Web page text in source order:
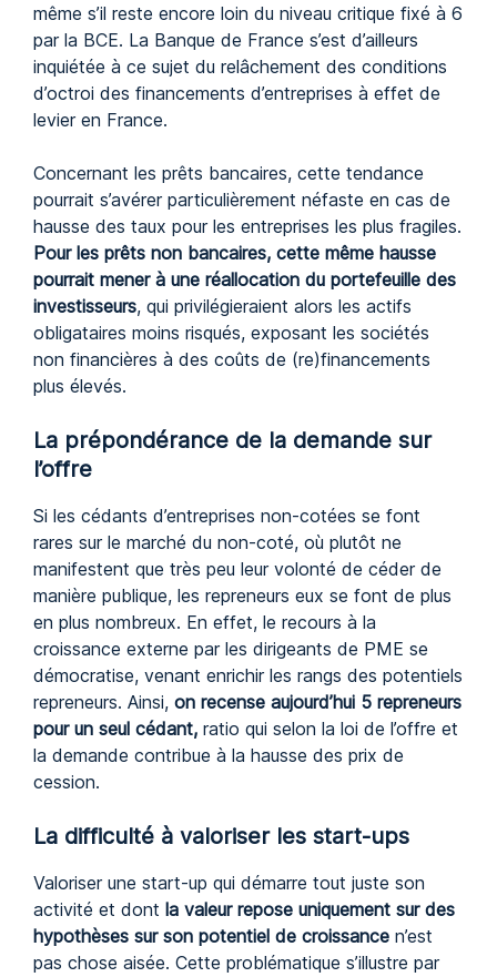
même s’il reste encore loin du niveau critique fixé à 6
par la BCE. La Banque de France s’est d’ailleurs
inquiétée à ce sujet du relâchement des conditions
d’octroi des financements d’entreprises à effet de
levier en France.
Concernant les prêts bancaires, cette tendance
pourrait s’avérer particulièrement néfaste en cas de
hausse des taux pour les entreprises les plus fragiles.
Pour les prêts non bancaires, cette même hausse
pourrait mener à une réallocation du portefeuille des
investisseurs, qui privilégieraient alors les actifs
obligataires moins risqués, exposant les sociétés
non financières à des coûts de (re)financements
plus élevés.
La prépondérance de la demande sur
l’offre
Si les cédants d’entreprises non-cotées se font
rares sur le marché du non-coté, où plutôt ne
manifestent que très peu leur volonté de céder de
manière publique, les repreneurs eux se font de plus
en plus nombreux. En effet, le recours à la
croissance externe par les dirigeants de PME se
démocratise, venant enrichir les rangs des potentiels
repreneurs. Ainsi, on recense aujourd’hui 5 repreneurs
pour un seul cédant, ratio qui selon la loi de l’offre et
la demande contribue à la hausse des prix de
cession.
La difficulté à valoriser les start-ups
Valoriser une start-up qui démarre tout juste son
activité et dont la valeur repose uniquement sur des
hypothèses sur son potentiel de croissance n’est
pas chose aisée. Cette problématique s’illustre par